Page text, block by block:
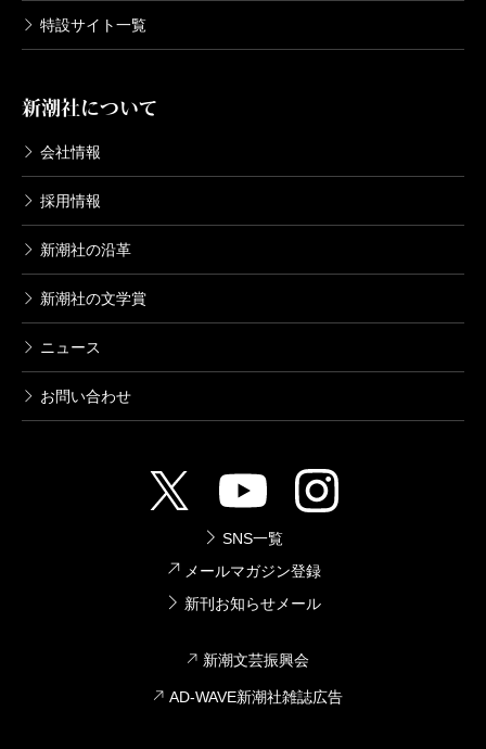
特設サイト一覧
新潮社について
会社情報
採用情報
新潮社の沿革
新潮社の文学賞
ニュース
お問い合わせ
SNS一覧
メールマガジン登録
新刊お知らせメール
新潮文芸振興会
AD-WAVE新潮社雑誌広告